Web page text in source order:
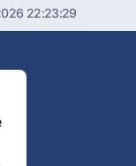
22:23:29